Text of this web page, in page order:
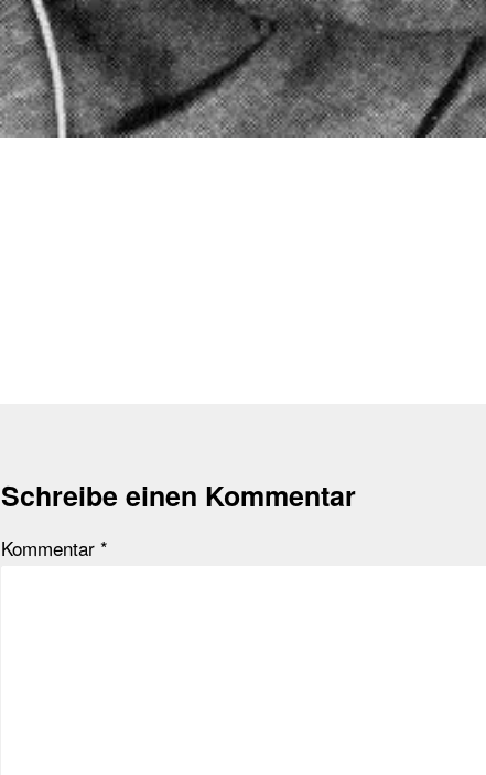
Schreibe einen Kommentar
Kommentar *